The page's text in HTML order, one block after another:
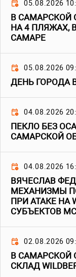
05.08.2026
В САМАРСКОЙ
НА 4 ПЛЯЖАХ,
САМАРЕ
05.08.2026
ДЕНЬ ГОРОДА
04.08.2026
ПЕКЛО БЕЗ
САМАРСКОЙ
04.08.2026
ВЯЧЕСЛАВ
МЕХАНИЗМЫ
ПРИ АТАКЕ НА
СУБЪЕКТОВ
02.08.2026
В САМАРСКОЙ
СКЛАД